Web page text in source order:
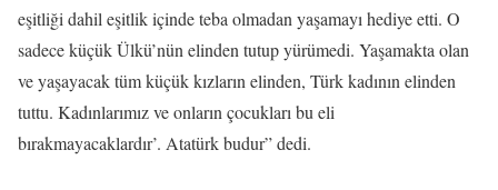
eşitliği dahil eşitlik içinde teba olmadan yaşamayı hediye etti. O
sadece küçük Ülkü’nün elinden tutup yürümedi. Yaşamakta olan
ve yaşayacak tüm küçük kızların elinden, Türk kadının elinden
tuttu. Kadınlarımız ve onların çocukları bu eli
bırakmayacaklardır’. Atatürk budur” dedi.